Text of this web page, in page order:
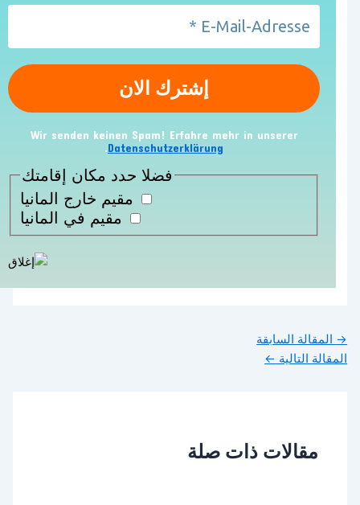
Wir senden keinen Spam! Erfahre mehr in unserer
Datenschutzerklärung
.
فضلا حدد مكان إقامتك
مقيم خارج المانيا
مقيم في المانيا
→المقالة السابقة
المقالة التالية←
مقالات ذات صلة